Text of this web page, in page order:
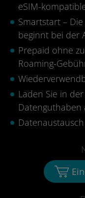
eSIM-
Smartstart –
beginnt bei der
Prepaid ohne
Roaming-
Laden Sie in
Datenguthaben